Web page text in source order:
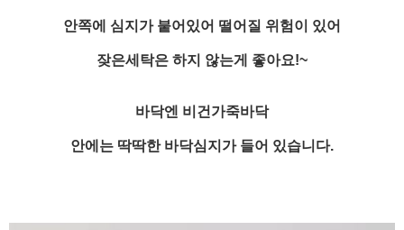
안쪽에 심지가 붙어있어 떨어질 위험이 있어
잦은세탁은 하지 않는게 좋아요!~
바닥엔 비건가죽바닥
안에는 딱딱한 바닥심지가 들어 있습니다.